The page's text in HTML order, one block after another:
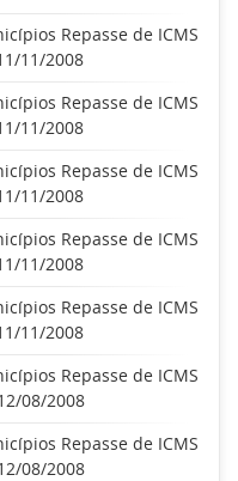
Repasse de ICMS
11/2008
Repasse de ICMS
11/2008
Repasse de ICMS
11/2008
Repasse de ICMS
11/2008
Repasse de ICMS
11/2008
Repasse de ICMS
08/2008
Repasse de ICMS
08/2008